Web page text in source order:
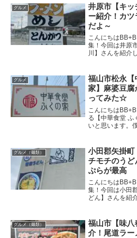
ずらいのですが
ます。店内がこ
グルメ
井原市【キッ
ー紹介！カ
だよ～
こんにちは
集！今回は井原
川】さんを紹介
けれど、今回が
は【キッチン喜
グルメ
福山市松永【
家】麻婆豆腐
ってみた☆
こんにちは
る【中華食堂 ふ
いと思います。
はずれがあると
に出逢うの...
グルメ（麺類）
小田郡矢掛町
チモチのうど
ぷらが最高
こんにちは
集！今回は小田
どん】さんを紹
んの場所や営業
のことなど情報
グルメ（麺類）
福山市【味八
介！尾道ラー